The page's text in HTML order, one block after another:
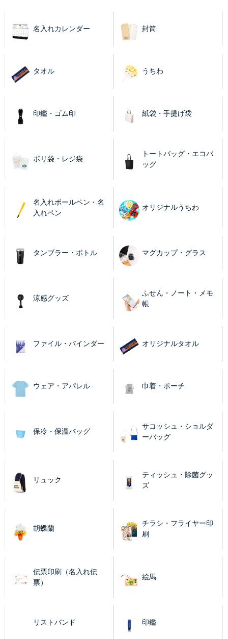
名入れカレンダー 封筒
タオル うちわ
印鑑・ゴム印 紙袋・手提げ袋
ポリ袋・レジ袋
トートバッグ・エコバ
ッグ
名入れボールペン・名
入れペン
オリジナルうちわ
タンブラー・ボトル マグカップ・グラス
涼感グッズ
ふせん・ノート・メモ
帳
ファイル・バインダー オリジナルタオル
ウェア・アパレル 巾着・ポーチ
保冷・保温バッグ
サコッシュ・ショルダ
ーバッグ
リュック
ティッシュ・除菌グッ
ズ
胡蝶蘭
チラシ・フライヤー印
刷
伝票印刷（名入れ伝
票）
絵馬
リストバンド 印鑑